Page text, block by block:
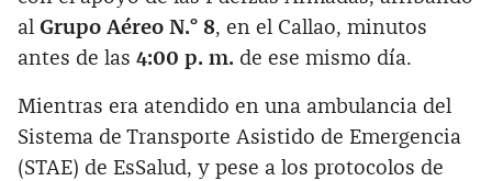
al Grupo Aéreo N.° 8, en el Callao, minutos
antes de las 4:00 p. m. de ese mismo día.
Mientras era atendido en una ambulancia del
Sistema de Transporte Asistido de Emergencia
(STAE) de EsSalud, y pese a los protocolos de